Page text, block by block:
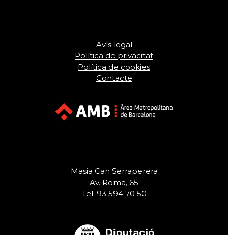
Avís legal
Política de privacitat
Política de cookies
Contacte
Masia Can Serraperera
Av. Roma, 65
Tel. 93 594 70 50